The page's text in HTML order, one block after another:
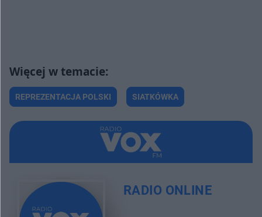
REPREZENTACJA POLSKI SIATKÓWKA
RADIO ONLINE